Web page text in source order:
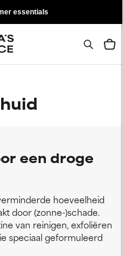
essentials
een droge
hoeveelheid
door (zonne-)schade.
van reinigen, exfoliëren
speciaal geformuleerd